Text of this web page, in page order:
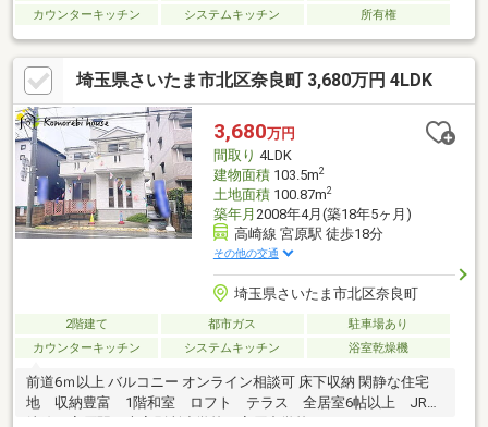
カウンターキッチン
システムキッチン 所有権
埼玉県さいたま市北区奈良町 3,680万円 4LDK
3,680万円
間取り 4LDK
建物面積103.5m2
土地面積100.87m2
築年月 2008年4月(築18年5ヶ月)
高崎線 宮原駅 徒歩18分
その他の交通
埼玉県さいたま市北区奈良町
2階建て 都市ガス
駐車場あり
カウンターキッチン
システムキッチン 浴室乾燥機
前道6ｍ以上 バルコニー オンライン相談可 床下収納 閑静な住宅
地 収納豊富 1階和室 ロフト テラス 全居室6帖以上 JR高
崎線 宮原駅 大宮別所小学校 宮原中学校